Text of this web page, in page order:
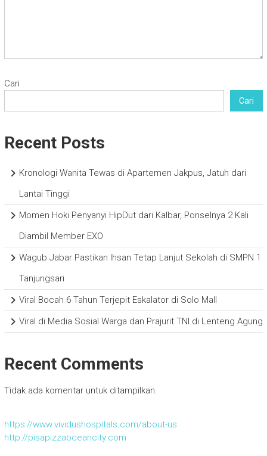
Cari
Cari
Recent Posts
Kronologi Wanita Tewas di Apartemen Jakpus, Jatuh dari
Lantai Tinggi
Momen Hoki Penyanyi HipDut dari Kalbar, Ponselnya 2 Kali
Diambil Member EXO
Wagub Jabar Pastikan Ihsan Tetap Lanjut Sekolah di SMPN 1
Tanjungsari
Viral Bocah 6 Tahun Terjepit Eskalator di Solo Mall
Viral di Media Sosial Warga dan Prajurit TNI di Lenteng Agung
Recent Comments
Tidak ada komentar untuk ditampilkan.
https://www.vividushospitals.com/about-us
http://pisapizzaoceancity.com